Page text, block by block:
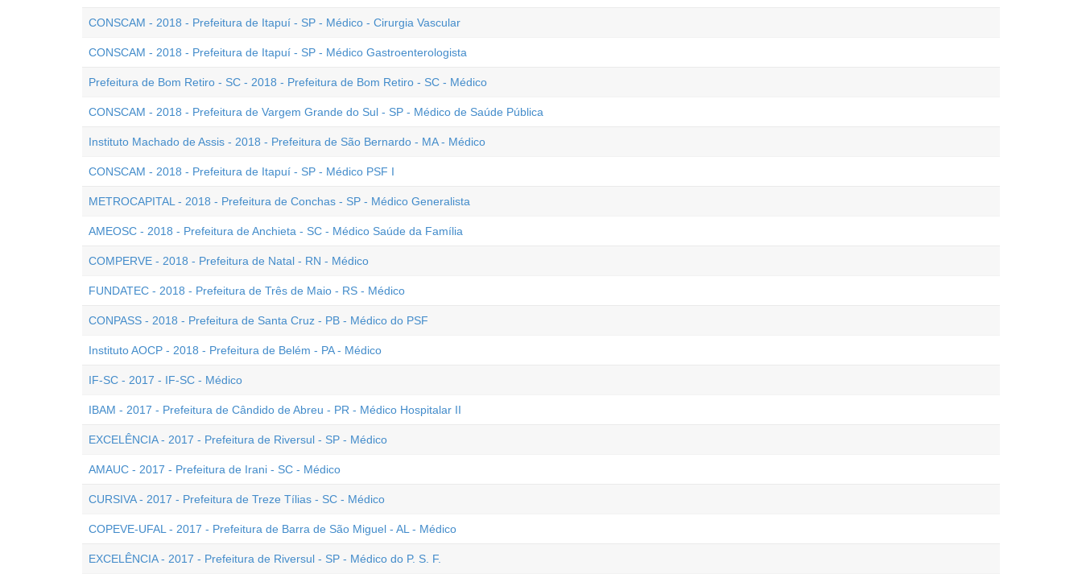
CONSCAM - 2018 - Prefeitura de Itapuí - SP - Médico - Cirurgia Vascular
CONSCAM - 2018 - Prefeitura de Itapuí - SP - Médico Gastroenterologista
Prefeitura de Bom Retiro - SC - 2018 - Prefeitura de Bom Retiro - SC - Médico
CONSCAM - 2018 - Prefeitura de Vargem Grande do Sul - SP - Médico de Saúde Pública
Instituto Machado de Assis - 2018 - Prefeitura de São Bernardo - MA - Médico
CONSCAM - 2018 - Prefeitura de Itapuí - SP - Médico PSF I
METROCAPITAL - 2018 - Prefeitura de Conchas - SP - Médico Generalista
AMEOSC - 2018 - Prefeitura de Anchieta - SC - Médico Saúde da Família
COMPERVE - 2018 - Prefeitura de Natal - RN - Médico
FUNDATEC - 2018 - Prefeitura de Três de Maio - RS - Médico
CONPASS - 2018 - Prefeitura de Santa Cruz - PB - Médico do PSF
Instituto AOCP - 2018 - Prefeitura de Belém - PA - Médico
IF-SC - 2017 - IF-SC - Médico
IBAM - 2017 - Prefeitura de Cândido de Abreu - PR - Médico Hospitalar II
EXCELÊNCIA - 2017 - Prefeitura de Riversul - SP - Médico
AMAUC - 2017 - Prefeitura de Irani - SC - Médico
CURSIVA - 2017 - Prefeitura de Treze Tílias - SC - Médico
COPEVE-UFAL - 2017 - Prefeitura de Barra de São Miguel - AL - Médico
EXCELÊNCIA - 2017 - Prefeitura de Riversul - SP - Médico do P. S. F.